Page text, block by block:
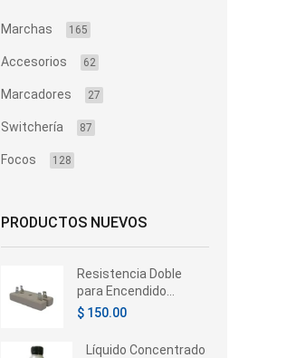
Marchas 165
Accesorios 62
Marcadores 27
Switchería 87
Focos 128
PRODUCTOS NUEVOS
Resistencia Doble
para Encendido
Electrónico 4
Automotive
$ 150.00
Líquido Concentrado